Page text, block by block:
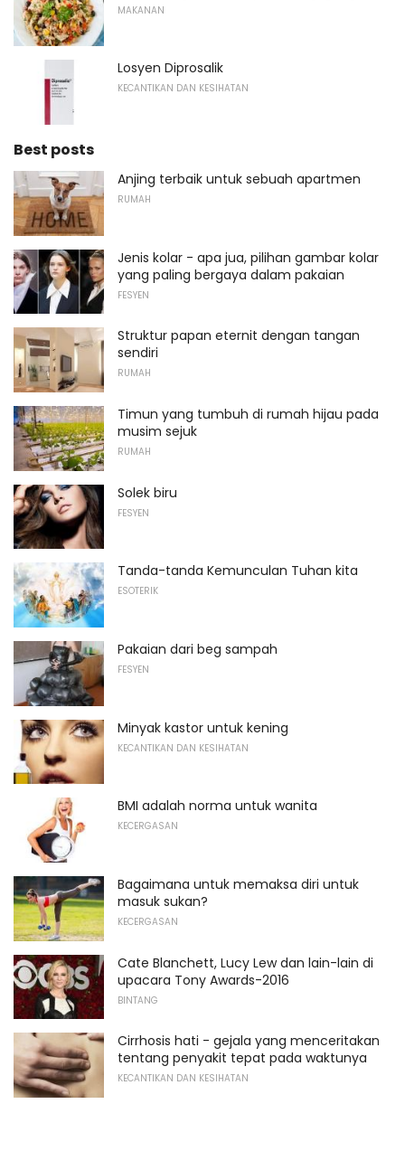
MAKANAN
Losyen Diprosalik
KECANTIKAN DAN KESIHATAN
Best posts
Anjing terbaik untuk sebuah apartmen
RUMAH
Jenis kolar - apa jua, pilihan gambar kolar
yang paling bergaya dalam pakaian
FESYEN
Struktur papan eternit dengan tangan
sendiri
RUMAH
Timun yang tumbuh di rumah hijau pada
musim sejuk
RUMAH
Solek biru
FESYEN
Tanda-tanda Kemunculan Tuhan kita
ESOTERIK
Pakaian dari beg sampah
FESYEN
Minyak kastor untuk kening
KECANTIKAN DAN KESIHATAN
BMI adalah norma untuk wanita
KECERGASAN
Bagaimana untuk memaksa diri untuk
masuk sukan?
KECERGASAN
Cate Blanchett, Lucy Lew dan lain-lain di
upacara Tony Awards-2016
BINTANG
Cirrhosis hati - gejala yang menceritakan
tentang penyakit tepat pada waktunya
KECANTIKAN DAN KESIHATAN